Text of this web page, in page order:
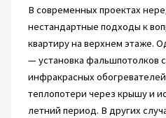
В современных проектах
нестандартные подходы к
квартиру на верхнем этаже.
— установка фальшпотолков
инфракрасных
теплопотери через крышу и
летний период. В других